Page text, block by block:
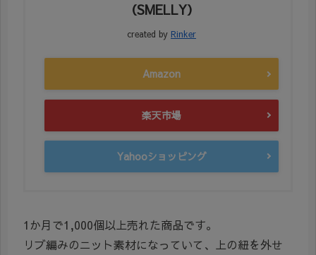
（SMELLY）
created by Rinker
Amazon
楽天市場
Yahooショッピング
1か月で1,000個以上売れた商品です。
リブ編みのニット素材になっていて、上の紐を外せ